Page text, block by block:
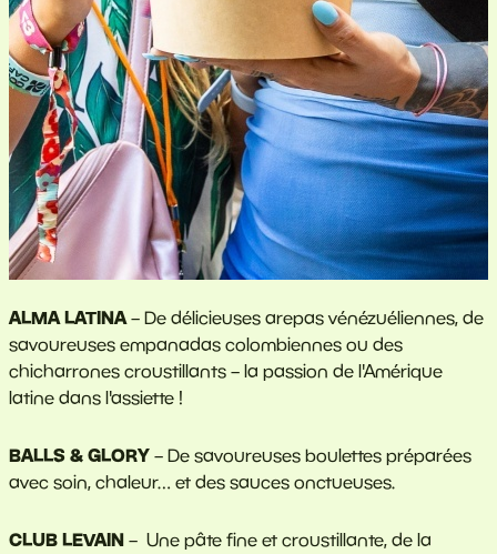
ALMA LATINA – De délicieuses arepas vénézuéliennes, de
savoureuses empanadas colombiennes ou des
chicharrones croustillants – la passion de l'Amérique
latine dans l'assiette !
BALLS & GLORY – De savoureuses boulettes préparées
avec soin, chaleur… et des sauces onctueuses.
CLUB LEVAIN – Une pâte fine et croustillante, de la